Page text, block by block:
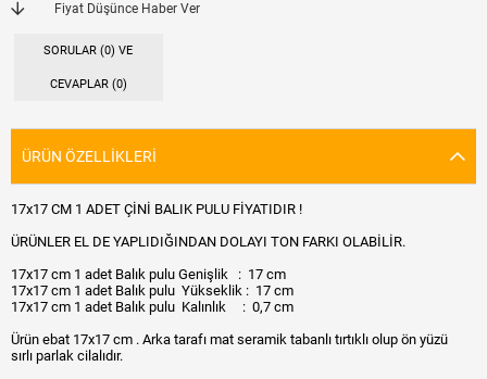
Fiyat Düşünce Haber Ver
SORULAR (0) VE
CEVAPLAR (0)
ÜRÜN ÖZELLIKLERI
17x17 CM 1 ADET ÇİNİ BALIK PULU FİYATIDIR !
ÜRÜNLER EL DE YAPLIDIĞINDAN DOLAYI TON FARKI OLABİLİR.
17x17 cm 1 adet Balık pulu Genişlik : 17 cm
17x17 cm 1 adet Balık pulu Yükseklik : 17 cm
17x17 cm 1 adet Balık pulu Kalınlık : 0,7 cm
Ürün ebat 17x17 cm . Arka tarafı mat seramik tabanlı tırtıklı olup ön yüzü
sırlı parlak cilalıdır.